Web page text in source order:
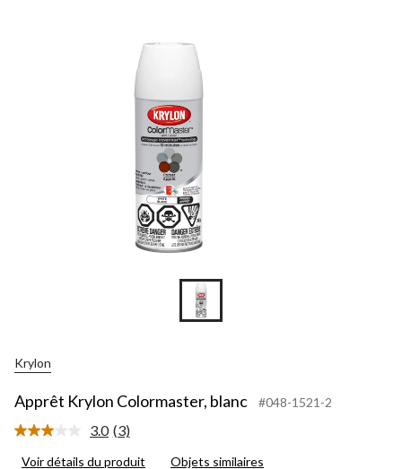
Krylon
Apprêt Krylon Colormaster, blanc #048-1521-2
3.0 Lire
3
(3)
Voir détails du produit Objets similaires